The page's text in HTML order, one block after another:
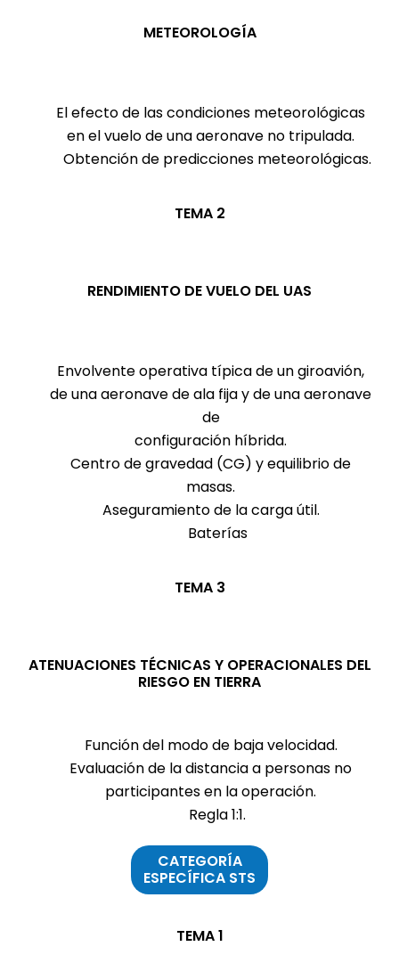
METEOROLOGÍA
El efecto de las condiciones meteorológicas
en el vuelo de una aeronave no tripulada.
Obtención de predicciones meteorológicas.
TEMA 2
RENDIMIENTO DE VUELO DEL UAS
Envolvente operativa típica de un giroavión,
de una aeronave de ala fija y de una aeronave
de
configuración híbrida.
Centro de gravedad (CG) y equilibrio de
masas.
Aseguramiento de la carga útil.
Baterías
TEMA 3
ATENUACIONES TÉCNICAS Y OPERACIONALES DEL
RIESGO EN TIERRA
Función del modo de baja velocidad.
Evaluación de la distancia a personas no
participantes en la operación.
Regla 1:1.
CATEGORÍA
ESPECÍFICA STS
TEMA 1